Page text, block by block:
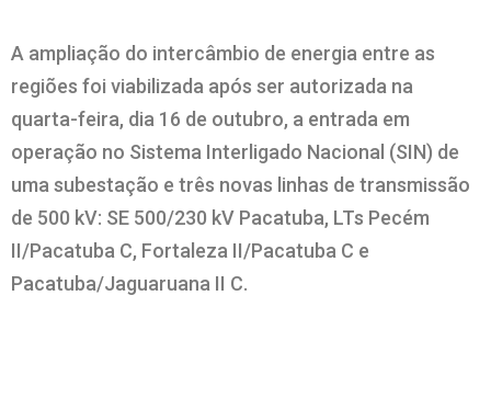
A ampliação do intercâmbio de energia entre as
regiões foi viabilizada após ser autorizada na
quarta-feira, dia 16 de outubro, a entrada em
operação no Sistema Interligado Nacional (SIN) de
uma subestação e três novas linhas de transmissão
de 500 kV: SE 500/230 kV Pacatuba, LTs Pecém
II/Pacatuba C, Fortaleza II/Pacatuba C e
Pacatuba/Jaguaruana II C.